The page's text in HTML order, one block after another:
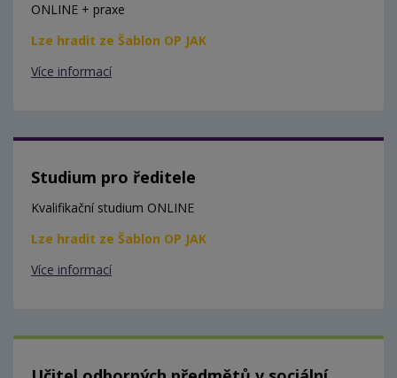
ONLINE + praxe
Lze hradit ze Šablon OP JAK
Více informací
Studium pro ředitele
Kvalifikační studium ONLINE
Lze hradit ze Šablon OP JAK
Více informací